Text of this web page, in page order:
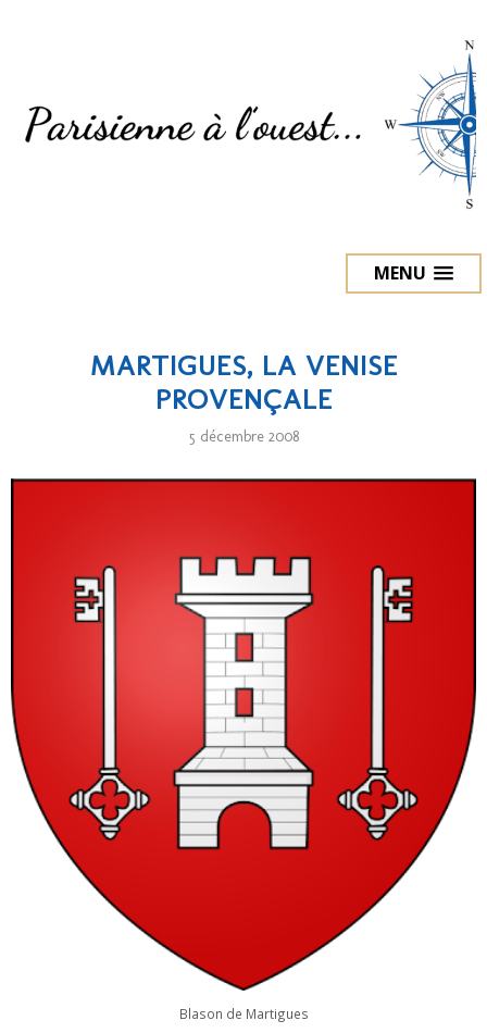
MENU
MARTIGUES, LA VENISE
PROVENÇALE
5 décembre 2008
Blason de Martigues